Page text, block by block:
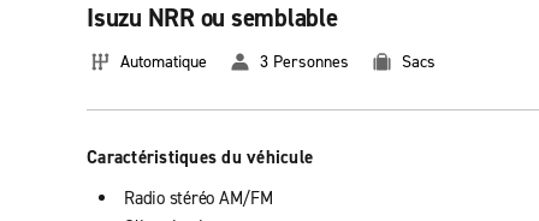
Isuzu NRR ou semblable
Automatique 3 Personnes Sacs
Caractéristiques du véhicule
Radio stéréo AM/FM